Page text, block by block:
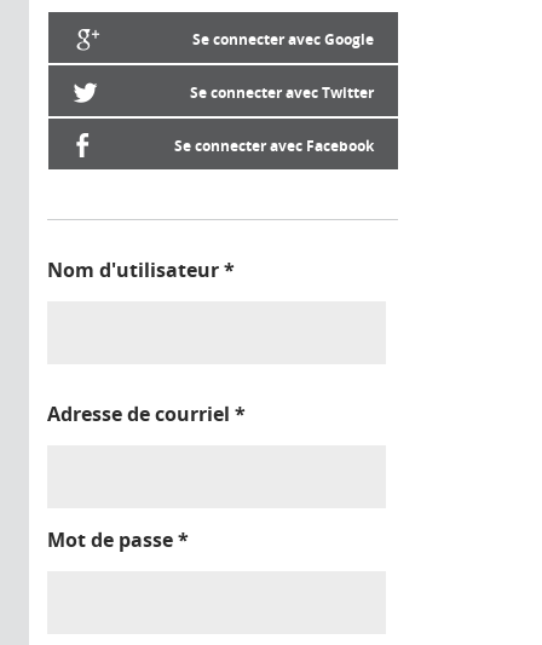
Se connecter avec Google
Se connecter avec Twitter
Se connecter avec Facebook
Nom d'utilisateur*
Adresse de courriel *
Mot de passe*